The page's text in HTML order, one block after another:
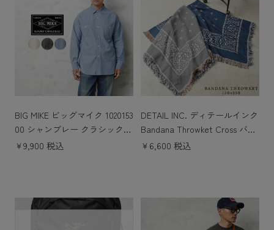
BIG MIKE ビッグマイク 1020153
00 シャンブレー クラシック
L/S シャツ
￥9,900 税込
DETAIL INC. ディテールインク
Bandana Throwket Cross バン
ダナ スローケット クロス
￥6,600 税込